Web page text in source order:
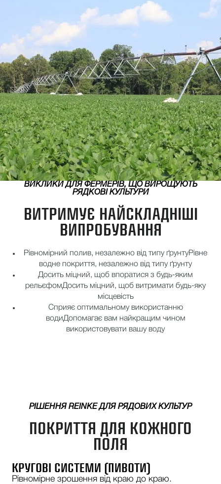
ВИКЛИКИ ДЛЯ ФЕРМЕРІВ, ЩО ВИРОЩУЮТЬ
РЯДКОВІ КУЛЬТУРИ
ВИТРИМУЄ НАЙСКЛАДНІШІ
ВИПРОБУВАННЯ
Рівномірний полив, незалежно від типу ґрунтуРівне
водне покриття, незалежно від типу ґрунту
Досить міцний, щоб впоратися з будь-яким
рельєфомДосить міцний, щоб витримати будь-яку
місцевість
Сприяє оптимальному використанню
водиДопомагає вам найкращим чином
використовувати вашу воду
РІШЕННЯ REINKE ДЛЯ РЯДОВИХ КУЛЬТУР
ПОКРИТТЯ ДЛЯ КОЖНОГО
ПОЛЯ
КРУГОВІ СИСТЕМИ (ПИВОТИ)
Рівномірне зрошення від краю до краю.